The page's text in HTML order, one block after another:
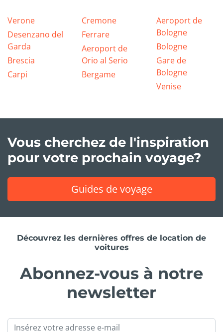
Verone
Desenzano del
Garda
Brescia
Carpi
Cremone
Ferrare
Aeroport de
Orio al Serio
Bergame
Aeroport de
Bologne
Bologne
Gare de
Bologne
Venise
Vous cherchez de l'inspiration
pour votre prochain voyage?
Guides de voyage
Découvrez les dernières offres de location de
voitures
Abonnez-vous à notre
newsletter
Email